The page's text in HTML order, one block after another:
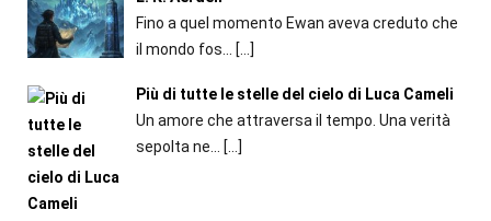
Fino a quel momento Ewan aveva creduto che
il mondo fos...
[…]
Più di tutte le stelle del cielo di Luca Cameli
Un amore che attraversa il tempo. Una verità
sepolta ne...
[…]